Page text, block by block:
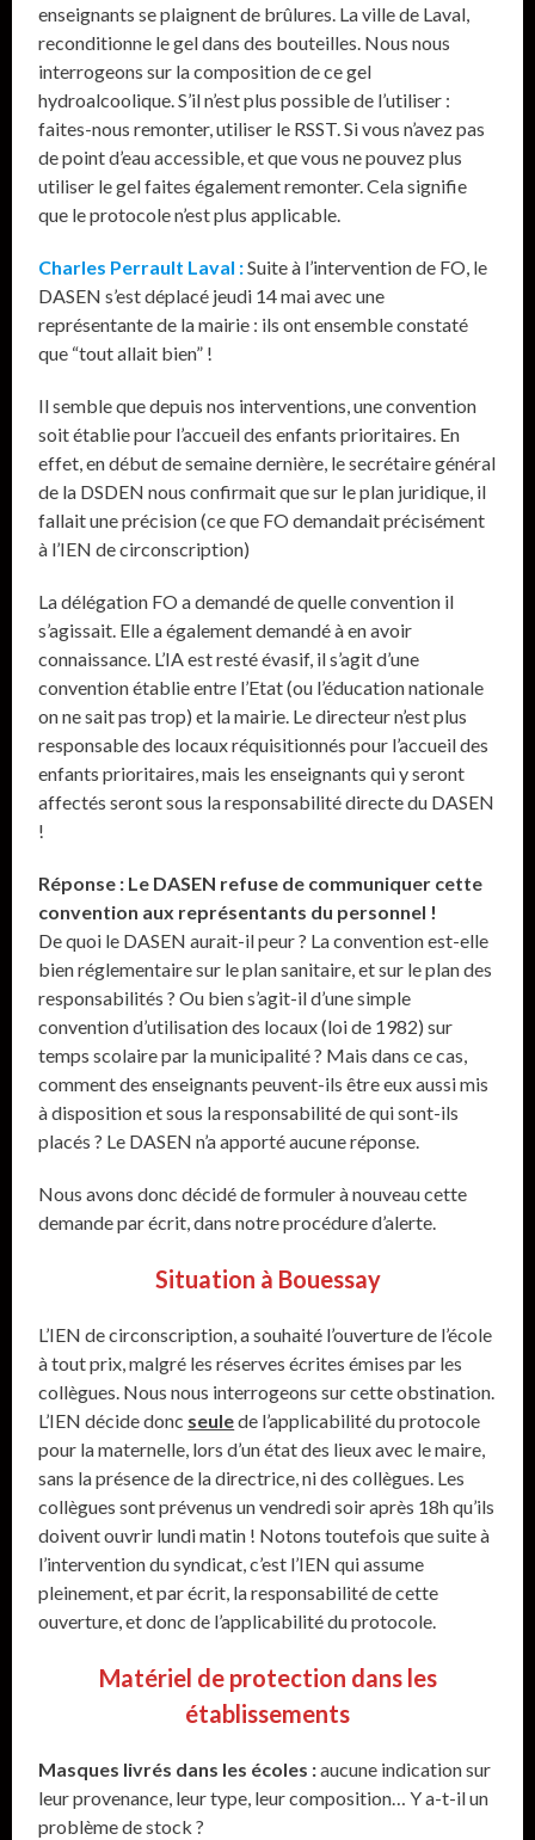
enseignants se plaignent de brûlures. La ville de Laval,
reconditionne le gel dans des bouteilles. Nous nous
interrogeons sur la composition de ce gel
hydroalcoolique. S’il n’est plus possible de l’utiliser :
faites-nous remonter, utiliser le RSST. Si vous n’avez pas
de point d’eau accessible, et que vous ne pouvez plus
utiliser le gel faites également remonter. Cela signifie
que le protocole n’est plus applicable.
Charles Perrault Laval :Suite à l’intervention de FO, le
DASEN s’est déplacé jeudi 14 mai avec une
représentante de la mairie : ils ont ensemble constaté
que “tout allait bien” !
Il semble que depuis nos interventions, une convention
soit établie pour l’accueil des enfants prioritaires. En
effet, en début de semaine dernière, le secrétaire général
de la DSDEN nous confirmait que sur le plan juridique, il
fallait une précision (ce que FO demandait précisément
à l’IEN de circonscription)
La délégation FO a demandé de quelle convention il
s’agissait. Elle a également demandé à en avoir
connaissance. L’IA est resté évasif, il s’agit d’une
convention établie entre l’Etat (ou l’éducation nationale
on ne sait pas trop) et la mairie. Le directeur n’est plus
responsable des locaux réquisitionnés pour l’accueil des
enfants prioritaires, mais les enseignants qui y seront
affectés seront sous la responsabilité directe du DASEN
!
Réponse : Le DASEN refuse de communiquer cette
convention aux représentants du personnel !
De quoi le DASEN aurait-il peur ? La convention est-elle
bien réglementaire sur le plan sanitaire, et sur le plan des
responsabilités ? Ou bien s’agit-il d’une simple
convention d’utilisation des locaux (loi de 1982) sur
temps scolaire par la municipalité ? Mais dans ce cas,
comment des enseignants peuvent-ils être eux aussi mis
à disposition et sous la responsabilité de qui sont-ils
placés ? Le DASEN n’a apporté aucune réponse.
Nous avons donc décidé de formuler à nouveau cette
demande par écrit, dans notre procédure d’alerte.
Situation à Bouessay
L’IEN de circonscription, a souhaité l’ouverture de l’école
à tout prix, malgré les réserves écrites émises par les
collègues. Nous nous interrogeons sur cette obstination.
L’IEN décide donc seulede l’applicabilité du protocole
pour la maternelle, lors d’un état des lieux avec le maire,
sans la présence de la directrice, ni des collègues. Les
collègues sont prévenus un vendredi soir après 18h qu’ils
doivent ouvrir lundi matin ! Notons toutefois que suite à
l’intervention du syndicat, c’est l’IEN qui assume
pleinement, et par écrit, la responsabilité de cette
ouverture, et donc de l’applicabilité du protocole.
Matériel de protection dans les
établissements
Masques livrés dans les écoles :aucune indication sur
leur provenance, leur type, leur composition… Y a-t-il un
problème de stock ?